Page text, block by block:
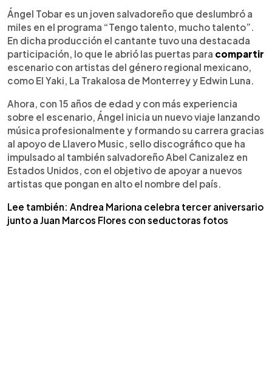
► Escuchar artículo
Ángel Tobar es un joven salvadoreño que deslumbró a
miles en el programa “Tengo talento, mucho talento”.
En dicha producción el cantante tuvo una destacada
participación, lo que le abrió las puertas para compartir
escenario con artistas del género regional mexicano,
como El Yaki, La Trakalosa de Monterrey y Edwin Luna.
Ahora, con 15 años de edad y con más experiencia
sobre el escenario, Ángel inicia un nuevo viaje lanzando
música profesionalmente y formando su carrera gracias
al apoyo de Llavero Music, sello discográfico que ha
impulsado al también salvadoreño Abel Canizalez en
Estados Unidos, con el objetivo de apoyar a nuevos
artistas que pongan en alto el nombre del país.
Lee también: Andrea Mariona celebra tercer aniversario
junto a Juan Marcos Flores con seductoras fotos